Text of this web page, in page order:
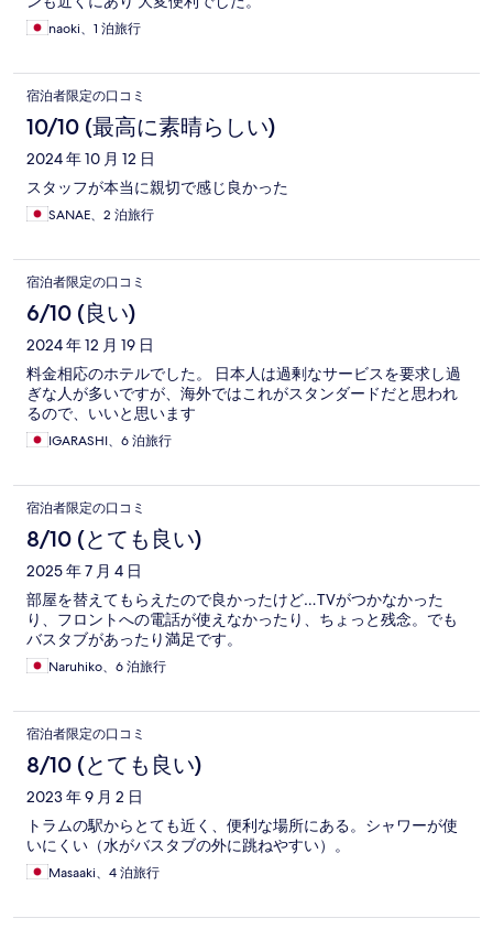
naoki、1 泊旅行
宿泊者限定の口コミ
10/10 (最高に素晴らしい)
2024 年 10 月 12 日
スタッフが本当に親切で感じ良かった
SANAE、2 泊旅行
宿泊者限定の口コミ
6/10 (良い)
2024 年 12 月 19 日
料金相応のホテルでした。 日本人は過剰なサービスを要求し過
ぎな人が多いですが、海外ではこれがスタンダードだと思われ
るので、いいと思います
IGARASHI、6 泊旅行
宿泊者限定の口コミ
8/10 (とても良い)
2025 年 7 月 4 日
部屋を替えてもらえたので良かったけど…TVがつかなかった
り、フロントへの電話が使えなかったり、ちょっと残念。でも
バスタブがあったり満足です。
Naruhiko、6 泊旅行
宿泊者限定の口コミ
8/10 (とても良い)
2023 年 9 月 2 日
トラムの駅からとても近く、便利な場所にある。シャワーが使
いにくい（水がバスタブの外に跳ねやすい）。
Masaaki、4 泊旅行